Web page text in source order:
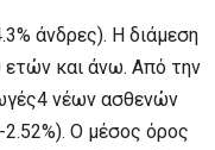
άνδρες). Η διάμεση
ετών και άνω. Από την
νέων ασθενών
2.52%). Ο μέσος όρος